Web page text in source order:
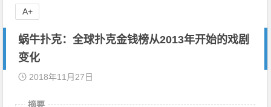
蜗牛扑克：全球扑克金钱榜从2013年开始的戏剧
变化
2018年11月27日
摘要
A+